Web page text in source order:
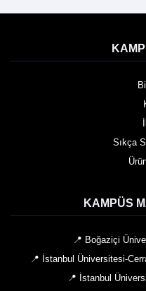
Sıkça
KAMPÜS
📍 Boğaziçi
📍 İstanbul Üniversitesi-
📍 İstanbul